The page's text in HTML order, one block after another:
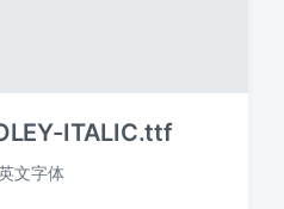
ITALIC.ttf
文字体